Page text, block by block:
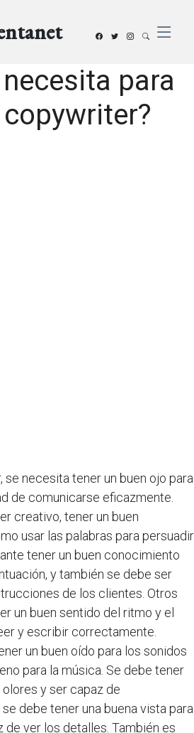
para
se necesita tener un buen ojo para
de comunicarse eficazmente.
creativo, tener un buen
usar las palabras para persuadir
tener un buen conocimiento
y también se debe ser
de los clientes. Otros
un buen sentido del ritmo y el
y escribir correctamente.
un buen oído para los sonidos
para la música. Se debe tener
y ser capaz de
debe tener una buena vista para
de ver los detalles. También es